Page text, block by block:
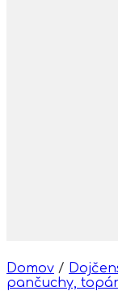
Domov /
pančuchy,